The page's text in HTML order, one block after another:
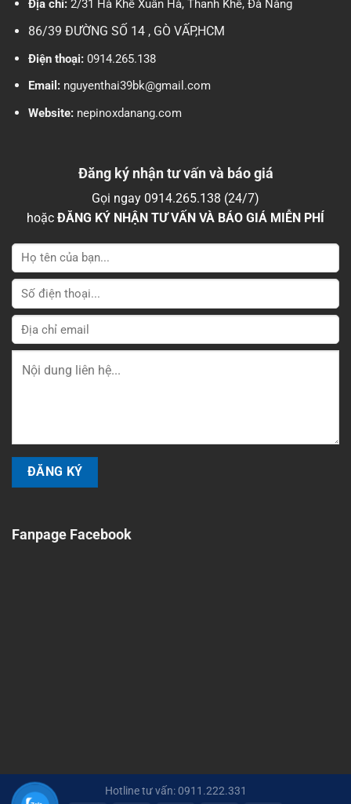
Địa chỉ:2/31 Hà Khê Xuân Hà, Thanh Khê, Đà Nẵng
86/39 ĐƯỜNG SỐ 14 , GÒ VẤP,HCM
Điện thoại:0914.265.138
Email:nguyenthai39bk@gmail.com
Website:nepinoxdanang.com
Đăng ký nhận tư vấn và báo giá
Gọi ngay 0914.265.138 (24/7)
hoặc ĐĂNG KÝ NHẬN TƯ VẤN VÀ BÁO GIÁ MIỄN PHÍ
Fanpage Facebook
Hotline tư vấn: 0911.222.331